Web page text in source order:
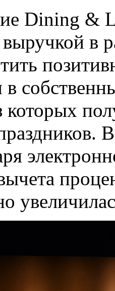
Dining &
выручкой в
которых